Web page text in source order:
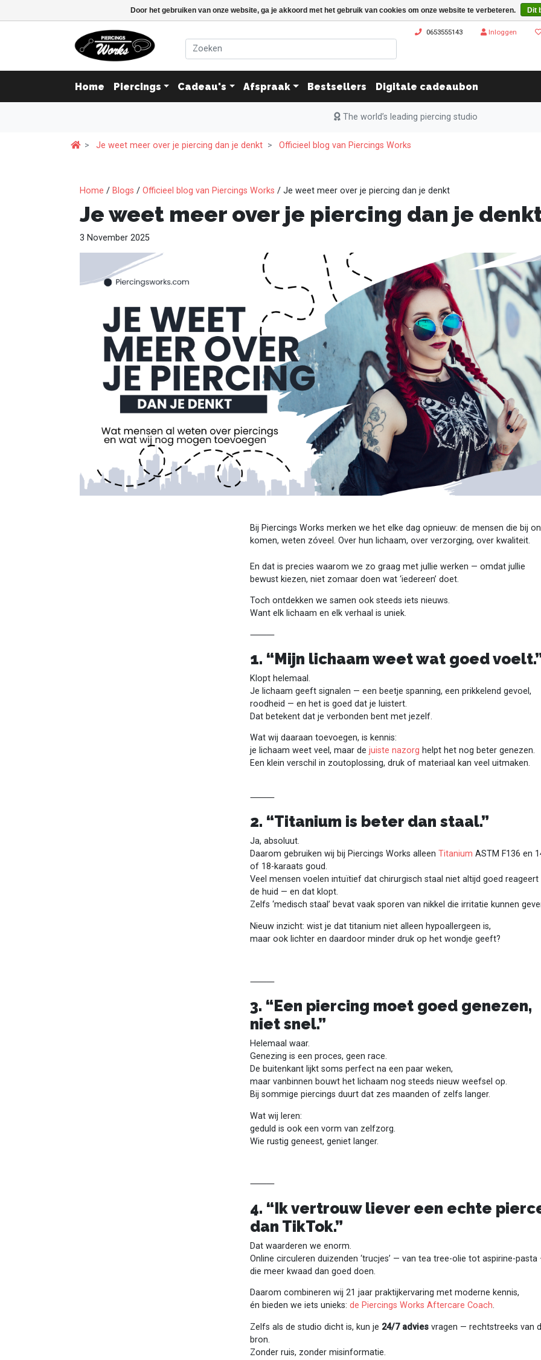
Door het gebruiken van onze website, ga je akkoord met het gebruik van cookies om onze website te verbeteren. Dit
0653555143 Inloggen
Home Piercings Cadeau's Afspraak Bestsellers Digitale cadeaubon
The world’s leading piercing studio
Je weet meer over je piercing dan je denkt Officieel blog van Piercings Works
Home / Blogs / Officieel blog van Piercings Works / Je weet meer over je piercing dan je denkt
Je weet meer over je piercing dan je
3 November 2025
Bij Piercings Works merken we het elke dag opnieuw: de mensen die bij
komen, weten zóveel. Over hun lichaam, over verzorging, over kwaliteit.
En dat is precies waarom we zo graag met jullie werken — omdat jullie
bewust kiezen, niet zomaar doen wat ‘iedereen’ doet.
Toch ontdekken we samen ook steeds iets nieuws.
Want elk lichaam en elk verhaal is uniek.
⸻
1.⁠ ⁠“Mijn lichaam weet wat goed
Klopt helemaal.
Je lichaam geeft signalen — een beetje spanning, een prikkelend gevoel,
roodheid — en het is goed dat je luistert.
Dat betekent dat je verbonden bent met jezelf.
Wat wij daaraan toevoegen, is kennis:
je lichaam weet veel, maar dejuiste nazorg helpt het nog beter genezen.
Een klein verschil in zoutoplossing, druk of materiaal kan veel uitmaken.
⸻
2.⁠ ⁠“Titanium is beter dan staal.”
Ja, absoluut.
Daarom gebruiken wij bij Piercings Works alleen Titanium ASTM F136 en
of 18-karaats goud.
Veel mensen voelen intuïtief dat chirurgisch staal niet altijd goed reageert
de huid — en dat klopt.
Zelfs ‘medisch staal’ bevat vaak sporen van nikkel die irritatie kunnen
Nieuw inzicht: wist je dat titanium niet alleen hypoallergeen is,
maar ook lichter en daardoor minder druk op het wondje geeft?
⸻
3.⁠ ⁠“Een piercing moet goed genezen,
niet snel.”
Helemaal waar.
Genezing is een proces, geen race.
De buitenkant lijkt soms perfect na een paar weken,
maar vanbinnen bouwt het lichaam nog steeds nieuw weefsel op.
Bij sommige piercings duurt dat zes maanden of zelfs langer.
Wat wij leren:
geduld is ook een vorm van zelfzorg.
Wie rustig geneest, geniet langer.
⸻
4.⁠ ⁠“Ik vertrouw liever een echte
dan TikTok.”
Dat waarderen we enorm.
Online circuleren duizenden ‘trucjes’ — van tea tree-olie tot aspirine-
die meer kwaad dan goed doen.
Daarom combineren wij 21 jaar praktijkervaring met moderne kennis,
én bieden we iets unieks:de Piercings Works Aftercare Coach.
Zelfs als de studio dicht is, kun je 24/7 advies vragen — rechtstreeks van
bron.
Zonder ruis, zonder misinformatie.